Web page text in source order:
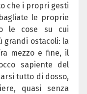
che i propri gesti
le proprie
le cose su cui
grandi ostacoli: la
mezzo e fine, il
sapiente del
tutto di dosso,
quasi senza